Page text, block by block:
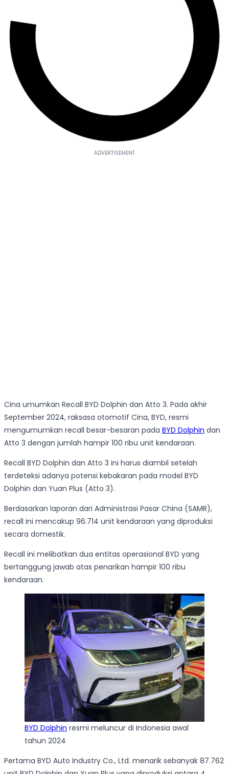
Cina umumkan Recall BYD Dolphin dan Atto 3. Pada akhir
September 2024, raksasa otomotif Cina, BYD, resmi
mengumumkan recall besar-besaran pada BYD Dolphin dan
Atto 3 dengan jumlah hampir 100 ribu unit kendaraan.
Recall BYD Dolphin dan Atto 3 ini harus diambil setelah
terdeteksi adanya potensi kebakaran pada model BYD
Dolphin dan Yuan Plus (Atto 3).
Berdasarkan laporan dari Administrasi Pasar China (SAMR),
recall ini mencakup 96.714 unit kendaraan yang diproduksi
secara domestik.
Recall ini melibatkan dua entitas operasional BYD yang
bertanggung jawab atas penarikan hampir 100 ribu
kendaraan.
BYD Dolphin resmi meluncur di Indonesia awal
tahun 2024
Pertama BYD Auto Industry Co., Ltd. menarik sebanyak 87.762